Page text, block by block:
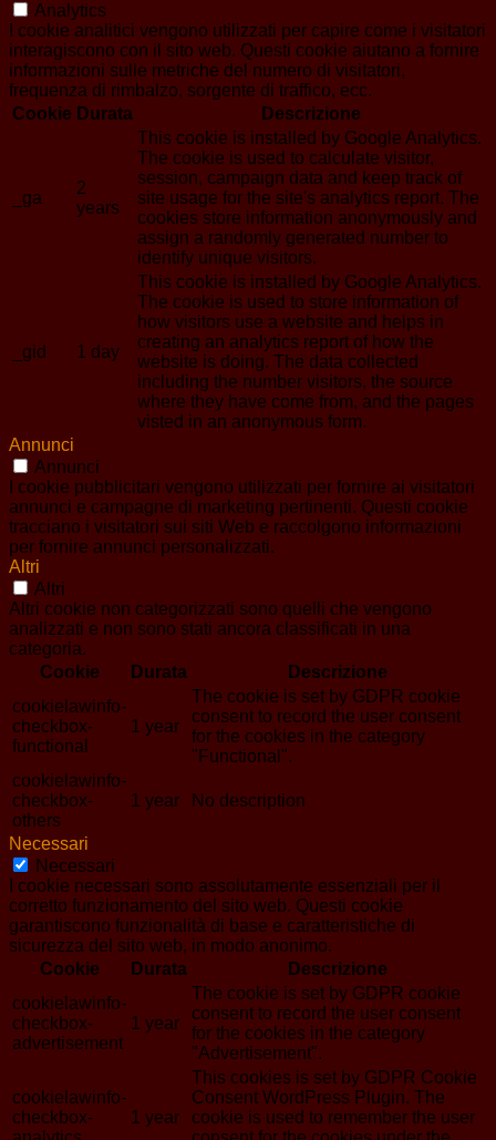
Analytics
I cookie analitici vengono utilizzati per capire come i visitatori
interagiscono con il sito web. Questi cookie aiutano a fornire
informazioni sulle metriche del numero di visitatori,
frequenza di rimbalzo, sorgente di traffico, ecc.
Cookie Durata Descrizione
_ga
2
years
This cookie is installed by Google Analytics.
The cookie is used to calculate visitor,
session, campaign data and keep track of
site usage for the site's analytics report. The
cookies store information anonymously and
assign a randomly generated number to
identify unique visitors.
_gid 1 day
This cookie is installed by Google Analytics.
The cookie is used to store information of
how visitors use a website and helps in
creating an analytics report of how the
website is doing. The data collected
including the number visitors, the source
where they have come from, and the pages
visted in an anonymous form.
Annunci
Annunci
I cookie pubblicitari vengono utilizzati per fornire ai visitatori
annunci e campagne di marketing pertinenti. Questi cookie
tracciano i visitatori sui siti Web e raccolgono informazioni
per fornire annunci personalizzati.
Altri
Altri
Altri cookie non categorizzati sono quelli che vengono
analizzati e non sono stati ancora classificati in una
categoria.
Cookie
Durata
Descrizione
cookielawinfo-
checkbox-
functional
1 year
The cookie is set by GDPR cookie
consent to record the user consent
for the cookies in the category
"Functional".
cookielawinfo-
checkbox-
others
1 year No description
Necessari
Necessari
I cookie necessari sono assolutamente essenziali per il
corretto funzionamento del sito web. Questi cookie
garantiscono funzionalità di base e caratteristiche di
sicurezza del sito web, in modo anonimo.
Cookie
Durata
Descrizione
cookielawinfo-
checkbox-
advertisement
1 year
The cookie is set by GDPR cookie
consent to record the user consent
for the cookies in the category
"Advertisement".
cookielawinfo-
checkbox-
1 year
This cookies is set by GDPR Cookie
Consent WordPress Plugin. The
cookie is used to remember the user